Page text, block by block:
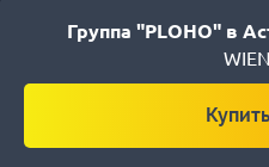
Группа "PLOHO" в